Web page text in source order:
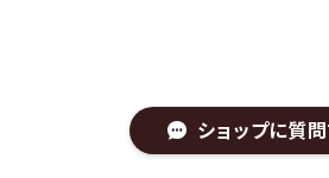
ショップに質